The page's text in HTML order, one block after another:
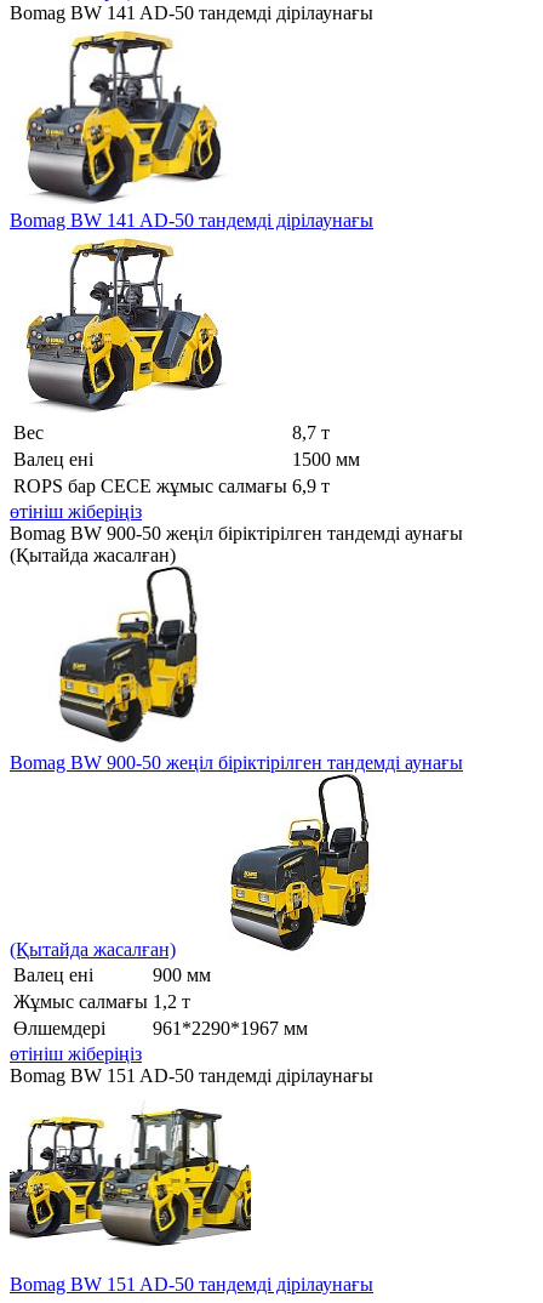
Bomag BW 141 AD-50 тандемді дірілаунағы
Bomag BW 141 AD-50 тандемді дірілаунағы
Вес
8,7 т
Валец ені
1500 мм
ROPS бар CECE жұмыс салмағы 6,9 т
өтініш жіберіңіз
Bomag BW 900-50 жеңіл біріктірілген тандемді аунағы
(Қытайда жасалған)
Bomag BW 900-50 жеңіл біріктірілген тандемді аунағы
(Қытайда жасалған)
Валец ені
900 мм
Жұмыс салмағы 1,2 т
Өлшемдері
961*2290*1967 мм
өтініш жіберіңіз
Bomag BW 151 AD-50 тандемді дірілаунағы
Bomag BW 151 AD-50 тандемді дірілаунағы